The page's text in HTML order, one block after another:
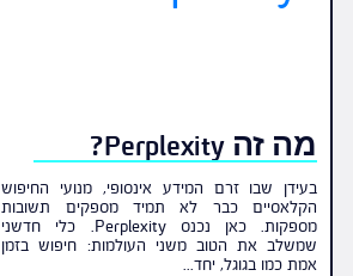
מה זה Perplexity?
בעידן שבו זרם המידע אינסופי, מנועי החיפוש
הקלאסיים כבר לא תמיד מספקים תשובות
מספקות. כאן נכנס Perplexity. כלי חדשני
שמשלב את הטוב משני העולמות: חיפוש בזמן
אמת כמו בגוגל, יחד...